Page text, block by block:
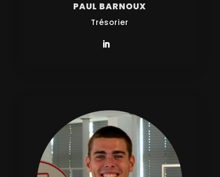
PAUL BARNOUX
Trésorier